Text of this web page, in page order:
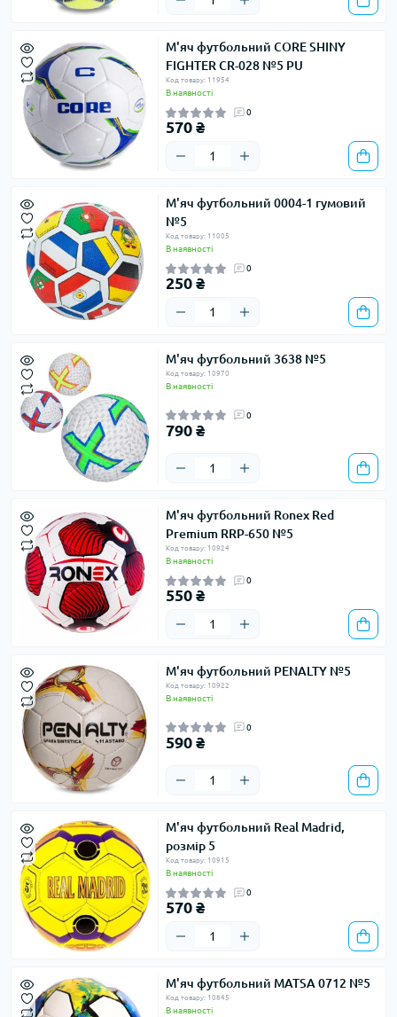
М'яч футбольний CORE SHINY
FIGHTER CR-028 №5 PU
Код товару: 11954
В наявності
0
570 ₴
М'яч футбольний 0004-1 гумовий
№5
Код товару: 11005
В наявності
0
250 ₴
М'яч футбольний 3638 №5
Код товару: 10970
В наявності
0
790 ₴
М'яч футбольний Ronex Red
Premium RRP-650 №5
Код товару: 10924
В наявності
0
550 ₴
М'яч футбольний PENALTY №5
Код товару: 10922
В наявності
0
590 ₴
М'яч футбольний Real Madrid,
розмір 5
Код товару: 10915
В наявності
0
570 ₴
М'яч футбольний MATSA 0712 №5
Код товару: 10845
В наявності